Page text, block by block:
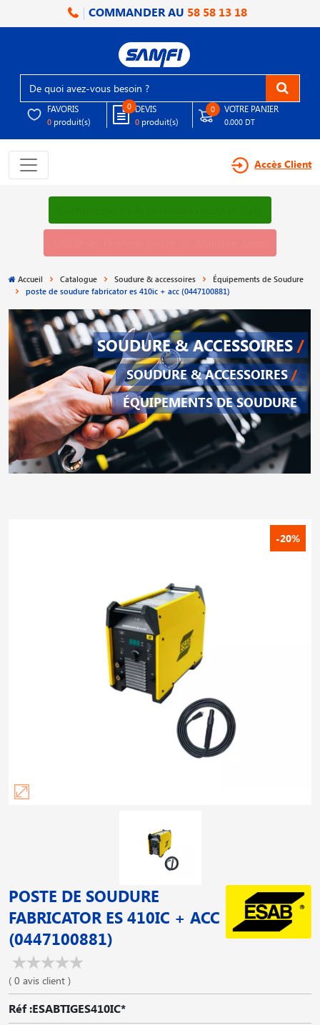
COMMANDER AU 58 58 13 18
FAVORIS
0 produit(s)
0 DEVIS
0 produit(s)
0 VOTRE PANIER
0.000 DT
Accès Client
Accueil Catalogue Soudure & accessoires
Équipements de Soudure
poste de soudure fabricator es 410ic + acc (0447100881)
SOUDURE & ACCESSOIRES /
SOUDURE & ACCESSOIRES /
ÉQUIPEMENTS DE SOUDURE
-20%
POSTE DE SOUDURE
FABRICATOR ES 410IC + ACC
(0447100881)
( 0 avis client )
Réf :ESABTIGES410IC*